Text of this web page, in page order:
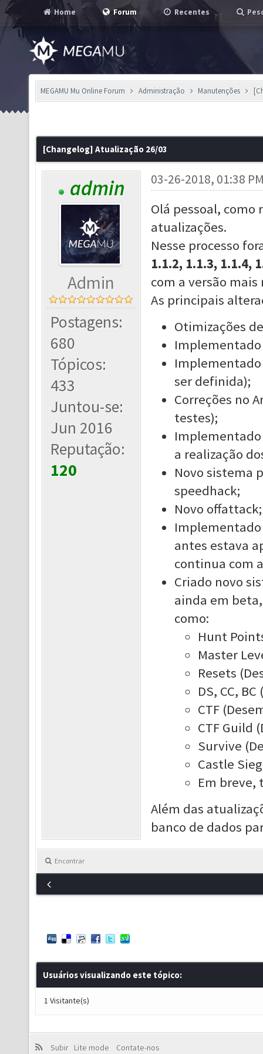
Home Forum Recentes
MEGAMU Mu Online Forum Administração Manutenções
[Changelog] Atualização 26/03
admin
Admin
Postagens:
680
Tópicos:
433
Juntou-se:
Jun 2016
Reputação:
120
03-26-2018, 01:38
Olá pessoal,
atualizações.
Nesse processo
1.1.2, 1.1.3, 1.1.4,
com a versão
As principais
Otimizações
Implementado
ser definida);
Correções no
testes);
a realização
Novo sistema
speedhack;
Novo offattack;
Implementado
antes estava
continua com
Criado novo
ainda em
como:
Hunt
Master
Resets
DS, CC,
CTF
CTF Guild
Survive
Castle
Em breve,
Além das
banco de dados
Encontrar
Usuários visualizando este tópico:
1 Visitante(s)
Subir Lite mode Contate-nos